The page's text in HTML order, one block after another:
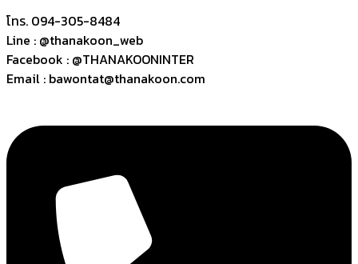
โทร. 094-305-8484
Line : @thanakoon_web
Facebook : @THANAKOONINTER
Email : bawontat@thanakoon.com